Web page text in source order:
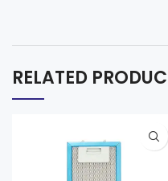
RELATED